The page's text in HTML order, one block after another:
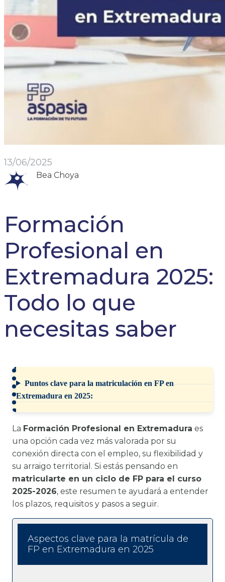
13/06/2025
Bea Choya
Formación
Profesional en
Extremadura 2025:
Todo lo que
necesitas saber
Puntos clave para la matriculación en FP en
Extremadura en 2025:
La Formación Profesional en Extremadura es
una opción cada vez más valorada por su
conexión directa con el empleo, su flexibilidad y
su arraigo territorial. Si estás pensando en
matricularte en un ciclo de FP para el curso
2025-2026, este resumen te ayudará a entender
los plazos, requisitos y pasos a seguir.
Aspectos clave para la matrícula de
FP en Extremadura en 2025